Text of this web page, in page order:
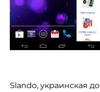
Slando, украинская